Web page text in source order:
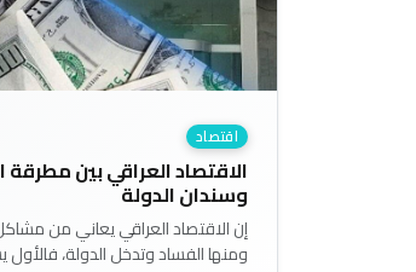
اقتصاد
الاقتصاد العراقي بين مطرقة
وسندان الدولة
إن الاقتصاد العراقي يعاني من
ومنها الفساد وتدخل الدولة،